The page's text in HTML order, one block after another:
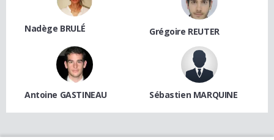
Nadège BRULÉ Grégoire REUTER
Antoine GASTINEAU Sébastien MARQUINE